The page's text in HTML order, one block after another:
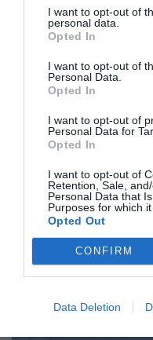
I want to opt-out of
personal data.
Opted In
I want to opt-out of
Personal Data.
Opted In
I want to opt-out of
Personal Data for
Opted In
I want to opt-out of
Retention, Sale,
Personal Data that
Purposes for which it
Opted Out
CONFIRM
Data Deletion
Cristina Martín
“Sánchez
España.
Hispanidad
Marcelo Gullo:
historia, de poner
desmontar la
cristiano"
por Hispanidad